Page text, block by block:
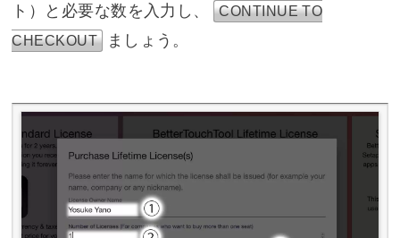
ト）と必要な数を入力し、
CONTINUE TO
CHECKOUT
ましょう。